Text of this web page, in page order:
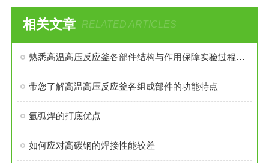
相关文章 RELATED ARTICLES
熟悉高温高压反应釜各部件结构与作用保障实验过程安全稳定
带您了解高温高压反应釜各组成部件的功能特点
氩弧焊的打底优点
如何应对高碳钢的焊接性能较差